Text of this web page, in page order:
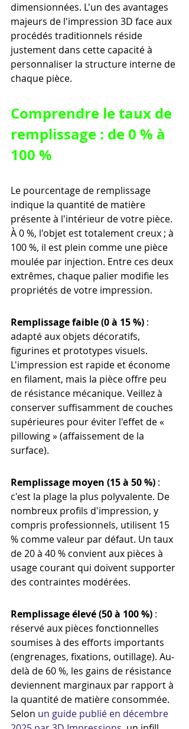
dimensionnées. L'un des avantages
majeurs de l'impression 3D face aux
procédés traditionnels réside
justement dans cette capacité à
personnaliser la structure interne de
chaque pièce.
Comprendre le taux de
remplissage : de 0 % à
100 %
Le pourcentage de remplissage
indique la quantité de matière
présente à l'intérieur de votre pièce.
À 0 %, l'objet est totalement creux ; à
100 %, il est plein comme une pièce
moulée par injection. Entre ces deux
extrêmes, chaque palier modifie les
propriétés de votre impression.
Remplissage faible (0 à 15 %) :
adapté aux objets décoratifs,
figurines et prototypes visuels.
L'impression est rapide et économe
en filament, mais la pièce offre peu
de résistance mécanique. Veillez à
conserver suffisamment de couches
supérieures pour éviter l'effet de «
pillowing » (affaissement de la
surface).
Remplissage moyen (15 à 50 %) :
c'est la plage la plus polyvalente. De
nombreux profils d'impression, y
compris professionnels, utilisent 15
% comme valeur par défaut. Un taux
de 20 à 40 % convient aux pièces à
usage courant qui doivent supporter
des contraintes modérées.
Remplissage élevé (50 à 100 %) :
réservé aux pièces fonctionnelles
soumises à des efforts importants
(engrenages, fixations, outillage). Au-
delà de 60 %, les gains de résistance
deviennent marginaux par rapport à
la quantité de matière consommée.
Selon un guide publié en décembre